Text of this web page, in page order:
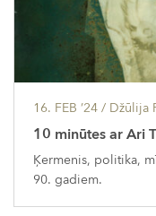
16. FEB ’24 / Džūlija
10 minūtes ar Ari
Ķermenis, politika,
90. gadiem.